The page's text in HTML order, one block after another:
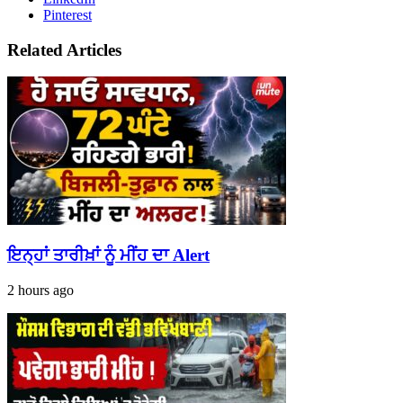
Pinterest
Related Articles
ਇਨ੍ਹਾਂ ਤਾਰੀਖ਼ਾਂ ਨੂੰ ਮੀਂਹ ਦਾ Alert
2 hours ago